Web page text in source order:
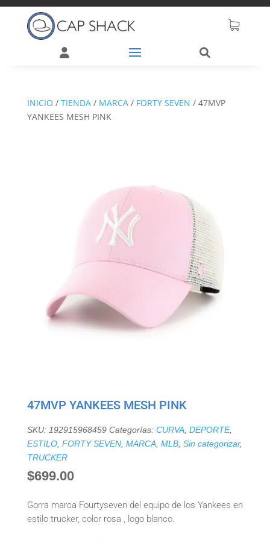
INICIO / TIENDA/ MARCA/ FORTY SEVEN / 47MVP
YANKEES MESH PINK
47MVP YANKEES MESH PINK
SKU: 192915968459 Categorías: CURVA, DEPORTE,
ESTILO, FORTY SEVEN, MARCA, MLB, Sin categorizar,
TRUCKER
$699.00
Gorra marca Fourtyseven del equipo de los Yankees en
estilo trucker, color rosa , logo blanco.